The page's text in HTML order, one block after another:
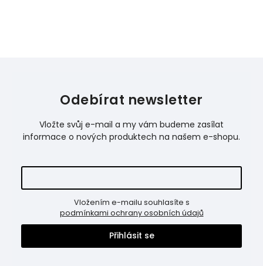
Odebírat newsletter
Vložte svůj e-mail a my vám budeme zasílat
informace o nových produktech na našem e-shopu.
podmínkami ochrany osobních údajů
Přihlásit se